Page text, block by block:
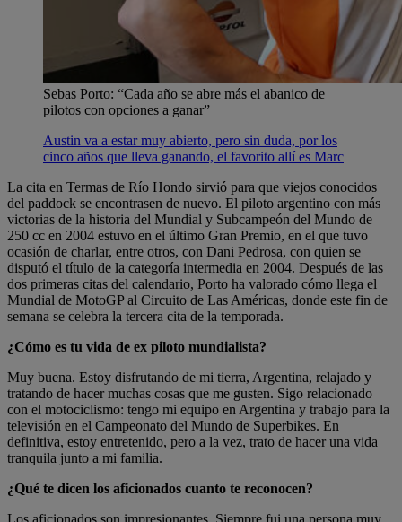
Sebas Porto: “Cada año se abre más el abanico de
pilotos con opciones a ganar”
Austin va a estar muy abierto, pero sin duda, por los
cinco años que lleva ganando, el favorito allí es Marc
La cita en Termas de Río Hondo sirvió para que viejos conocidos
del paddock se encontrasen de nuevo. El piloto argentino con más
victorias de la historia del Mundial y Subcampeón del Mundo de
250 cc en 2004 estuvo en el último Gran Premio, en el que tuvo
ocasión de charlar, entre otros, con Dani Pedrosa, con quien se
disputó el título de la categoría intermedia en 2004. Después de las
dos primeras citas del calendario, Porto ha valorado cómo llega el
Mundial de MotoGP al Circuito de Las Américas, donde este fin de
semana se celebra la tercera cita de la temporada.
¿Cómo es tu vida de ex piloto mundialista?
Muy buena. Estoy disfrutando de mi tierra, Argentina, relajado y
tratando de hacer muchas cosas que me gusten. Sigo relacionado
con el motociclismo: tengo mi equipo en Argentina y trabajo para la
televisión en el Campeonato del Mundo de Superbikes. En
definitiva, estoy entretenido, pero a la vez, trato de hacer una vida
tranquila junto a mi familia.
¿Qué te dicen los aficionados cuanto te reconocen?